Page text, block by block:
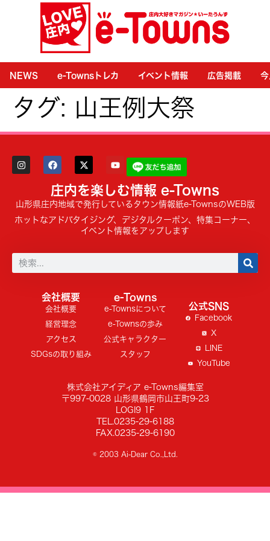
NEWS e-Townsトレカ イベント情報 広告掲載
タグ: 山王例大祭
庄内を楽しむ情報 e-Towns
山形県庄内地域で発行しているタウン情報紙e-TownsのWEB版
ホットなアドバタイジング、デジタルクーポン、特集コーナー、
イベント情報をアップします
会社概要
会社概要
経営理念
アクセス
SDGsの取り組み
e-Towns
e-Townsについて
e-Townsの歩み
公式キャラクター
スタッフ
公式SNS
Facebook
X
LINE
YouTube
株式会社アイディア e-Towns編集室
〒997-0028 山形県鶴岡市山王町9-23
LOGI9 1F
TEL.0235-29-6188
FAX.0235-29-6190
© 2003 Ai-Dear Co.,Ltd.